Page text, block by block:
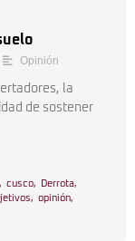
Opinión
la
de sostener
, cusco, Derrota,
, opinión,